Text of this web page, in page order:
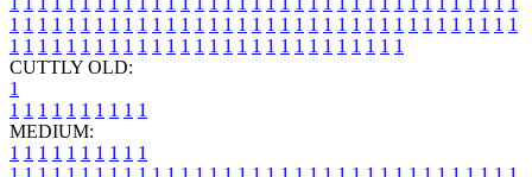
1 1 1 1 1 1 1 1 1 1 1 1 1 1 1 1 1 1 1 1 1 1 1 1 1 1 1 1 1 1 1 1 1 1 1 1
1 1 1 1 1 1 1 1 1 1 1 1 1 1 1 1 1 1 1 1 1 1 1 1 1 1 1 1
CUTTLY OLD:
1
1 1 1 1 1 1 1 1 1 1
MEDIUM:
1 1 1 1 1 1 1 1 1 1